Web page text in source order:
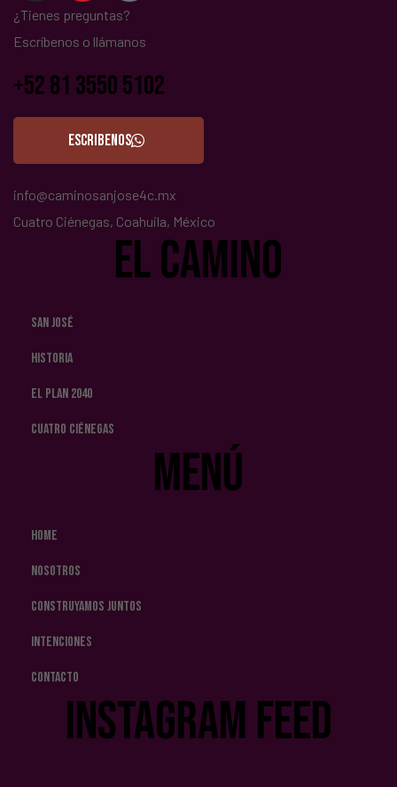
¿Tienes preguntas?
Escríbenos o llámanos
+52 81 3550 5102
ESCRIBENOS
info@caminosanjose4c.mx
Cuatro Ciénegas, Coahuila, México
el camino
San José
Historia
El Plan 2040
Cuatro Ciénegas
MENÚ
Home
Nosotros
Construyamos Juntos
Intenciones
Contacto
Instagram Feed